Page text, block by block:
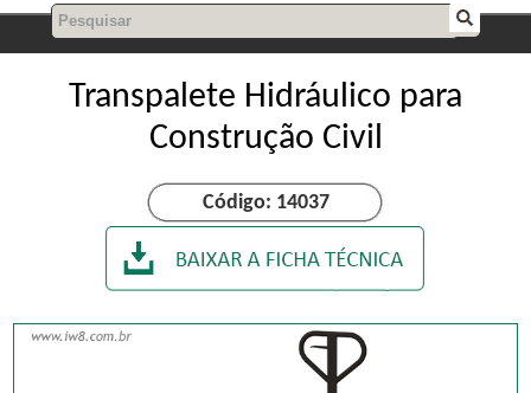
Transpalete Hidráulico para
Construção Civil
Código: 14037